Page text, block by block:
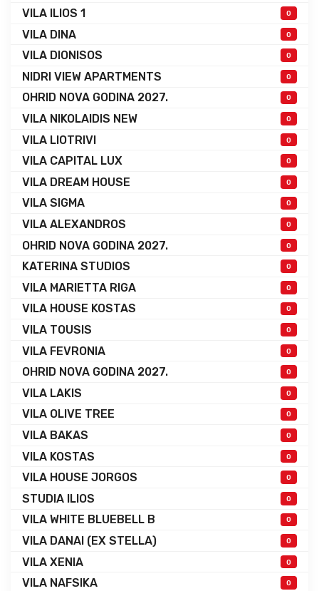
VILA ILIOS 1 0
VILA DINA 0
VILA DIONISOS 0
NIDRI VIEW APARTMENTS 0
OHRID NOVA GODINA 2027. 0
VILA NIKOLAIDIS NEW 0
VILA LIOTRIVI 0
VILA CAPITAL LUX 0
VILA DREAM HOUSE 0
VILA SIGMA 0
VILA ALEXANDROS 0
OHRID NOVA GODINA 2027. 0
KATERINA STUDIOS 0
VILA MARIETTA RIGA 0
VILA HOUSE KOSTAS 0
VILA TOUSIS 0
VILA FEVRONIA 0
OHRID NOVA GODINA 2027. 0
VILA LAKIS 0
VILA OLIVE TREE 0
VILA BAKAS 0
VILA KOSTAS 0
VILA HOUSE JORGOS 0
STUDIA ILIOS 0
VILA WHITE BLUEBELL B 0
VILA DANAI (EX STELLA) 0
VILA XENIA 0
VILA NAFSIKA 0